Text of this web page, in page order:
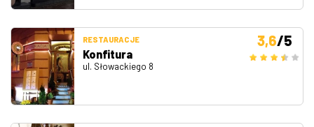
RESTAURACJE
Konfitura
ul. Słowackiego 8
3,6/5